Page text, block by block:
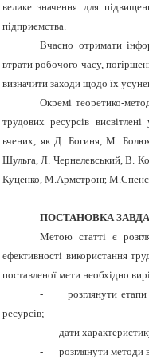
велике значення для
підприємства.
Вчасно отримати
втрати робочого часу,
визначити заходи щодо їх
Окремі теоретико-
трудових ресурсів
вчених, як Д. Богиня, М.
Шульга, Л. Чернелевський, В.
Куценко, М.Армстронг, М.Спенс
ПОСТАНОВКА
Метою статті є
ефективності використання
поставленої мети необхідно
-
розглянути
ресурсів;
-
дати
-
розглянути методи